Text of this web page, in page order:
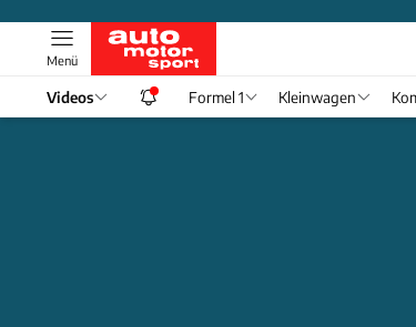
Menü
Videos Formel 1 Kleinwagen